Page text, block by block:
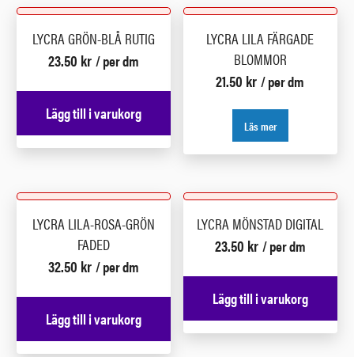
LYCRA GRÖN-BLÅ RUTIG
23.50 kr / per dm
Lägg till i varukorg
LYCRA LILA FÄRGADE
BLOMMOR
21.50 kr / per dm
Läs mer
LYCRA LILA-ROSA-GRÖN
FADED
32.50 kr / per dm
Lägg till i varukorg
LYCRA MÖNSTAD DIGITAL
23.50 kr / per dm
Lägg till i varukorg